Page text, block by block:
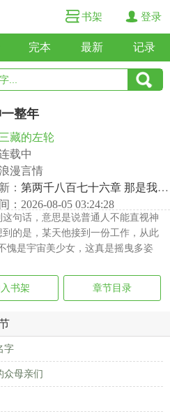
书架 登录
完本 最新 记录
整年
三藏的左轮
载中
漫言情
： 第两千八百七十六章 那是我的名字
：2026-08-05 03:24:28
句话，意思是说普通人不能直视神
的是，某天他接到一份工作，从此
是宇宙美少女，这真是摇曳多姿
书架 章节目录
字
众母亲们